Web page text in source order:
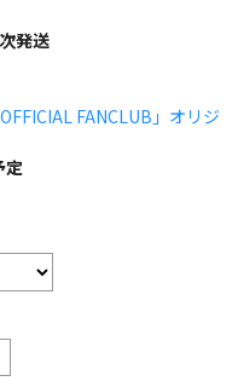
発送
FANCLUB」オリジ
定